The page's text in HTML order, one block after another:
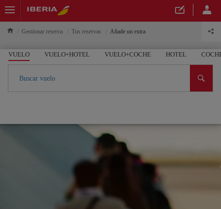
Gestionar reserva Tus reservas Añade un extra
VUELO VUELO+HOTEL VUELO+COCHE HOTEL
Buscar vuelo